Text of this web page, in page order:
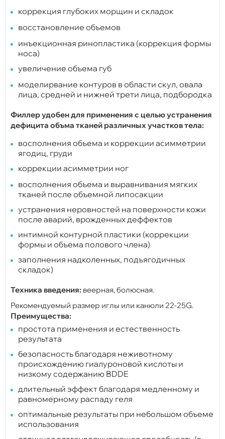
коррекция глубоких морщин и складок
восстановление объемов
инъекционная ринопластика (коррекция формы
носа)
увеличение объема губ
моделирвание контуров в области скул, овала
лица, средней и нижней трети лица, подбородка
Филлер удобен для применения с целью устранения
дефицита объма тканей различных участков тела:
восполнения объема и коррекции асимметрии
ягодиц, груди
коррекции асимметрии ног
восполнения объема и выравнивания мягких
тканей после объемной липосакции
устранения неровностей на поверхности кожи
после аварий, врожденных деффектов
интимной контурной пластики (коррекции
формы и объема полового члена)
заполнения надколенных, подъягодичных
складок)
Техника введения: веерная, болюсная.
Рекомендуемый размер иглы или канюли 22-25G.
Преимущества:
простота применения и естественность
результата
безопасность благодаря неживотному
происхождению гиалуроновой кислоты и
низкому содержанию BDDE
длительный эффект благодаря медленному и
равномерному распаду геля
оптимальные результаты при небольшом объеме
использования